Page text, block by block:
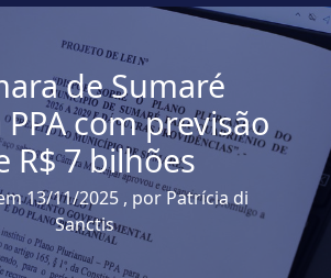
de Sumaré
com previsão
R$ 7 bilhões
13/11/2025 , por Patrícia di
Sanctis